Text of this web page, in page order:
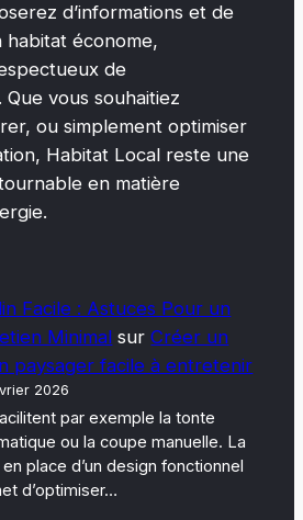
d’informations et de
habitat économe,
de
Que vous souhaitiez
ou simplement optimiser
Habitat Local reste une
en matière
Facile : Astuces Pour un
Minimal surCréer un
paysager facile à entretenir
2026
par exemple la tonte
ou la coupe manuelle. La
place d’un design fonctionnel
d’optimiser…